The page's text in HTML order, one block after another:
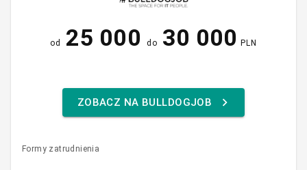
od 25 000 do 30 000 PLN
ZOBACZ NA BULLDOGJOB
Formy zatrudnienia